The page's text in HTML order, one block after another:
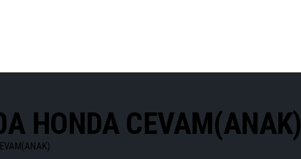
HONDA CEVAM(ANAK)